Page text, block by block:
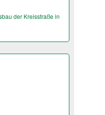
der Kreisstraße in